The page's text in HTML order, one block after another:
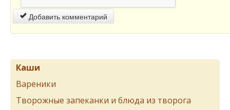
Добавить комментарий
Каши
Вареники
Творожные запеканки и блюда из творога